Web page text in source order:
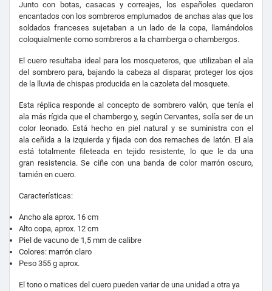
Junto con botas, casacas y correajes, los españoles quedaron
encantados con los sombreros emplumados de anchas alas que los
soldados franceses sujetaban a un lado de la copa, llamándolos
coloquialmente como sombreros a la chamberga o chambergos.
El cuero resultaba ideal para los mosqueteros, que utilizaban el ala
del sombrero para, bajando la cabeza al disparar, proteger los ojos
de la lluvia de chispas producida en la cazoleta del mosquete.
Esta réplica responde al concepto de sombrero valón, que tenía el
ala más rígida que el chambergo y, según Cervantes, solía ser de un
color leonado. Está hecho en piel natural y se suministra con el
ala ceñida a la izquierda y fijada con dos remaches de latón. El ala
está totalmente fileteada en tejido resistente, lo que le da una
gran resistencia. Se ciñe con una banda de color marrón oscuro,
tamién en cuero.
Características:
Ancho ala aprox. 16 cm
Alto copa, aprox. 12 cm
Piel de vacuno de 1,5 mm de calibre
Colores: marrón claro
Peso 355 g aprox.
El tono o matices del cuero pueden variar de una unidad a otra ya